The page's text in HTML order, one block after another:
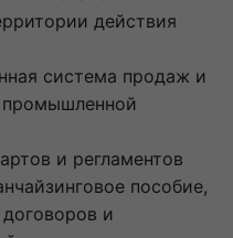
действия
система продаж и
промышленной
и регламентов
пособие,
и